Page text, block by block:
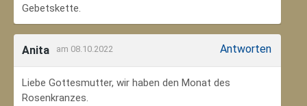
Gebetskette.
Anita am 08.10.2022 Antworten
Liebe Gottesmutter, wir haben den Monat des
Rosenkranzes.